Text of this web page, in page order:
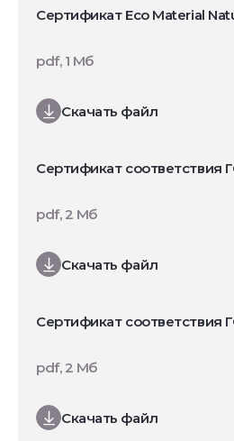
Сертификат Eco Material
Скачать файл
pdf, 1 Мб
Сертификат соответствия
Скачать файл
pdf, 2 Мб
Сертификат соответствия
Скачать файл
pdf, 2 Мб